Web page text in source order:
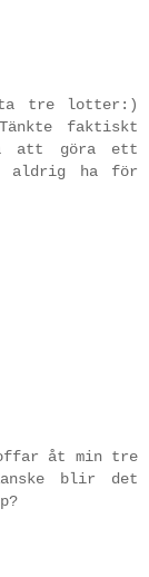
ta tre lotter:)
faktiskt
att göra ett
aldrig ha för
åt min tre
blir det